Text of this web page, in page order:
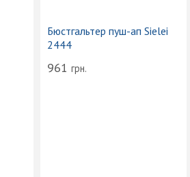
Бюстгальтер пуш-ап Sielei
2444
961 грн.